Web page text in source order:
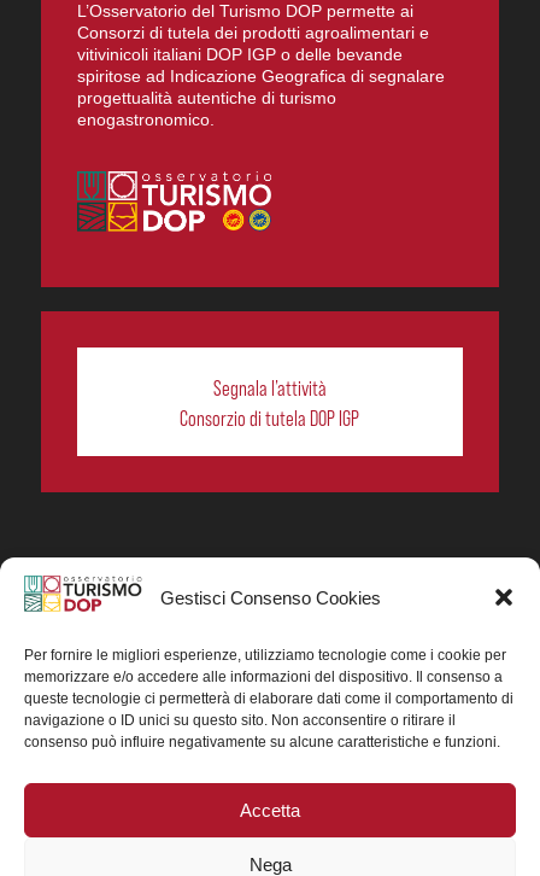
Gestisci Consenso Cookies
Per fornire le migliori esperienze, utilizziamo tecnologie come i cookie per
memorizzare e/o accedere alle informazioni del dispositivo. Il consenso a
queste tecnologie ci permetterà di elaborare dati come il comportamento di
navigazione o ID unici su questo sito. Non acconsentire o ritirare il
consenso può influire negativamente su alcune caratteristiche e funzioni.
Accetta
Nega
L’Osservatorio del Turismo DOP permette ai
Consorzi di tutela dei prodotti agroalimentari e
vitivinicoli italiani DOP IGP o delle bevande
spiritose ad Indicazione Geografica di segnalare
progettualità autentiche di turismo
enogastronomico.
Segnala l’attività
Consorzio di tutela DOP IGP
In collaborazione ORIGIN ITALIA.
del turismo enogastronomico dei prodotti DOP IGP
italiani.
Concessione contributo MASAF DM n. 0311719 del
15/06/2023
Concessione contributo MASAF, DM n. 0016662 del
15/01/2025 (CUP J88H24002560007)